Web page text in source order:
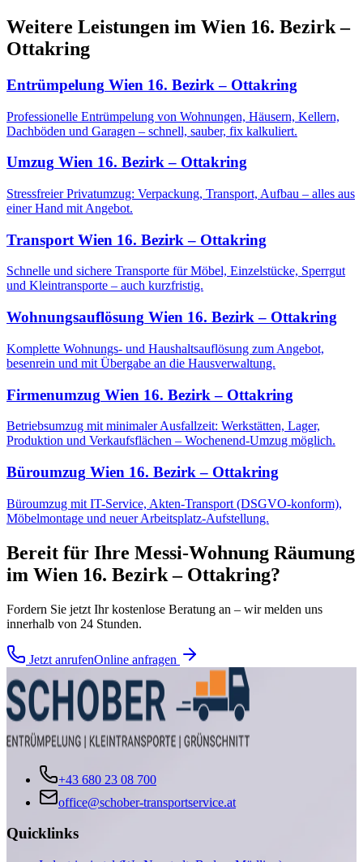
Weitere Leistungen im Wien 16. Bezirk –
Ottakring
Entrümpelung Wien 16. Bezirk – Ottakring
Professionelle Entrümpelung von Wohnungen, Häusern, Kellern,
Dachböden und Garagen – schnell, sauber, fix kalkuliert.
Umzug Wien 16. Bezirk – Ottakring
Stressfreier Privatumzug: Verpackung, Transport, Aufbau – alles aus
einer Hand mit Angebot.
Transport Wien 16. Bezirk – Ottakring
Schnelle und sichere Transporte für Möbel, Einzelstücke, Sperrgut
und Kleintransporte – auch kurzfristig.
Wohnungsauflösung Wien 16. Bezirk – Ottakring
Komplette Wohnungs- und Haushaltsauflösung zum Angebot,
besenrein und mit Übergabe an die Hausverwaltung.
Firmenumzug Wien 16. Bezirk – Ottakring
Betriebsumzug mit minimaler Ausfallzeit: Werkstätten, Lager,
Produktion und Verkaufsflächen – Wochenend-Umzug möglich.
Büroumzug Wien 16. Bezirk – Ottakring
Büroumzug mit IT-Service, Akten-Transport (DSGVO-konform),
Möbelmontage und neuer Arbeitsplatz-Aufstellung.
Bereit für Ihre Messi-Wohnung Räumung
im Wien 16. Bezirk – Ottakring?
Fordern Sie jetzt Ihr kostenlose Beratung an – wir melden uns
innerhalb von 24 Stunden.
Jetzt anrufenOnline anfragen
+43 680 23 08 700
office@schober-transportservice.at
Quicklinks